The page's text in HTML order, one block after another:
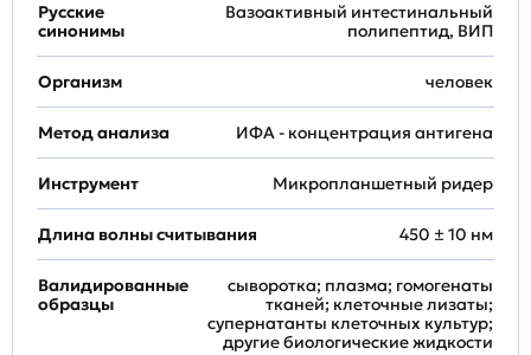
Русские
синонимы
Вазоактивный интестинальный
полипептид, ВИП
Организм человек
Метод анализа ИФА - концентрация антигена
Инструмент Микропланшетный ридер
Длина волны считывания 450 ± 10 нм
Валидированные
образцы
сыворотка; плазма; гомогенаты
тканей; клеточные лизаты;
супернатанты клеточных культур;
другие биологические жидкости